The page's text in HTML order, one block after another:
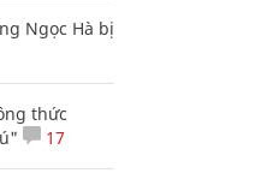
Ngọc Hà bị
thức
17